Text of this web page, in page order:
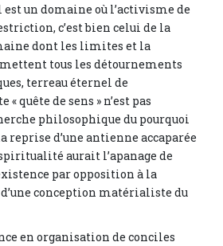
un domaine où l’activisme de
c’est bien celui de la
dont les limites et la
tous les détournements
terreau éternel de
« quête de sens » n’est pas
philosophique du pourquoi
reprise d’une antienne accaparée
aurait l’apanage de
par opposition à la
d’une conception matérialiste du
en organisation de conciles